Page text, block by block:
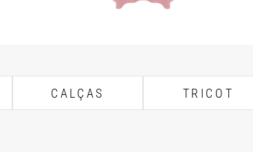
CALÇAS TRICOT